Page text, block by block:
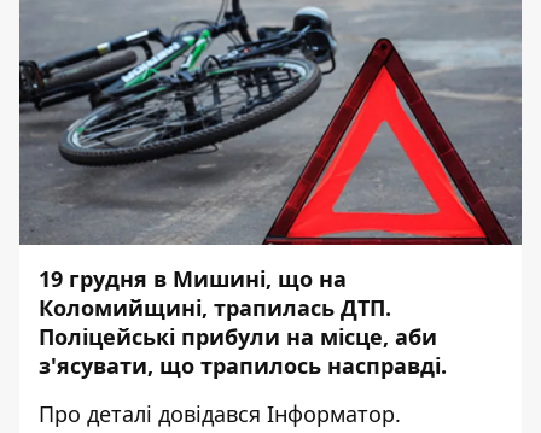
19 грудня в Мишині, що на
Коломийщині, трапилась ДТП.
Поліцейські прибули на місце, аби
з'ясувати, що трапилось насправді.
Про деталі довідався Інформатор.